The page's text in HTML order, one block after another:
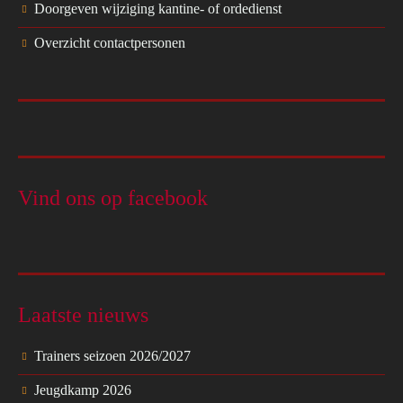
Doorgeven wijziging kantine- of ordedienst
Overzicht contactpersonen
Vind ons op facebook
Laatste nieuws
Trainers seizoen 2026/2027
Jeugdkamp 2026